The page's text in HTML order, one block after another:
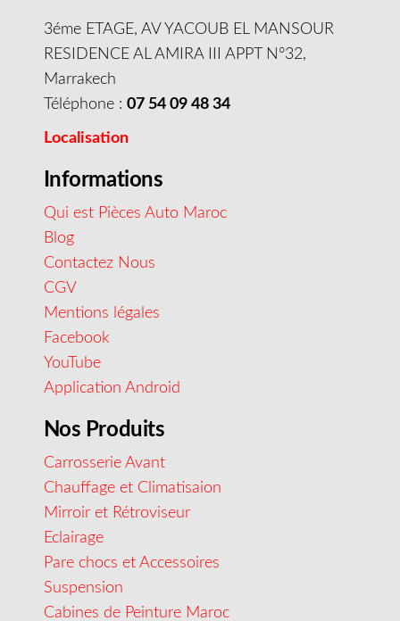
3éme ETAGE, AV YACOUB EL MANSOUR
RESIDENCE AL AMIRA III APPT N°32,
Marrakech
Téléphone : 07 54 09 48 34
Localisation
Informations
Qui est Pièces Auto Maroc
Blog
Contactez Nous
CGV
Mentions légales
Facebook
YouTube
Application Android
Nos Produits
Carrosserie Avant
Chauffage et Climatisaion
Mirroir et Rétroviseur
Eclairage
Pare chocs et Accessoires
Suspension
Cabines de Peinture Maroc